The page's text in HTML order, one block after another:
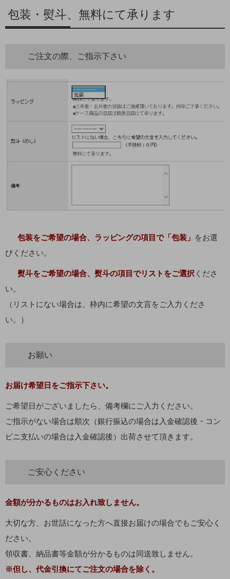
包装・熨斗、無料にて承ります
ご注文の際、ご指示下さい
包装をご希望の場合、ラッピングの項目で「包装」 をお選
びください。
熨斗をご希望の場合、熨斗の項目でリストをご選択 くださ
い。
（リストにない場合は、枠内に希望の文言をご入力くださ
い。）
お願い
お届け希望日をご指示下さい。
ご希望日がございましたら、備考欄にご入力ください。
ご指示がない場合は順次（銀行振込の場合は入金確認後・コン
ビニ支払いの場合は入金確認後）出荷させて頂きます。
ご安心ください
金額が分かるものはお入れ致しません。
大切な方、お世話になった方へ直接お届けの場合でもご安心く
ださい。
領収書、納品書等金額が分かるものは同送致しません。
※但し、代金引換にてご注文の場合を除く。